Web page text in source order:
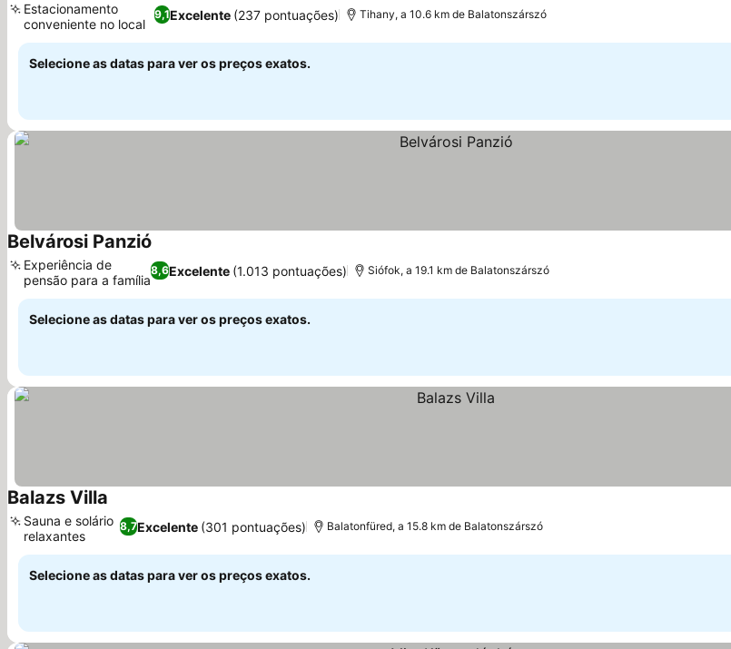
9,1Excelente (237 pontuações)
Estacionamento
conveniente no local
Tihany, a 10.6 km de Balatonszárszó
Selecione as datas para ver os preços exatos.
Belvárosi Panzió
8,6Excelente (1.013 pontuações)
Experiência de
pensão para a família
Siófok, a 19.1 km de Balatonszárszó
Selecione as datas para ver os preços exatos.
Balazs Villa
8,7Excelente (301 pontuações)
Sauna e solário
relaxantes
Balatonfüred, a 15.8 km de Balatonszárszó
Selecione as datas para ver os preços exatos.